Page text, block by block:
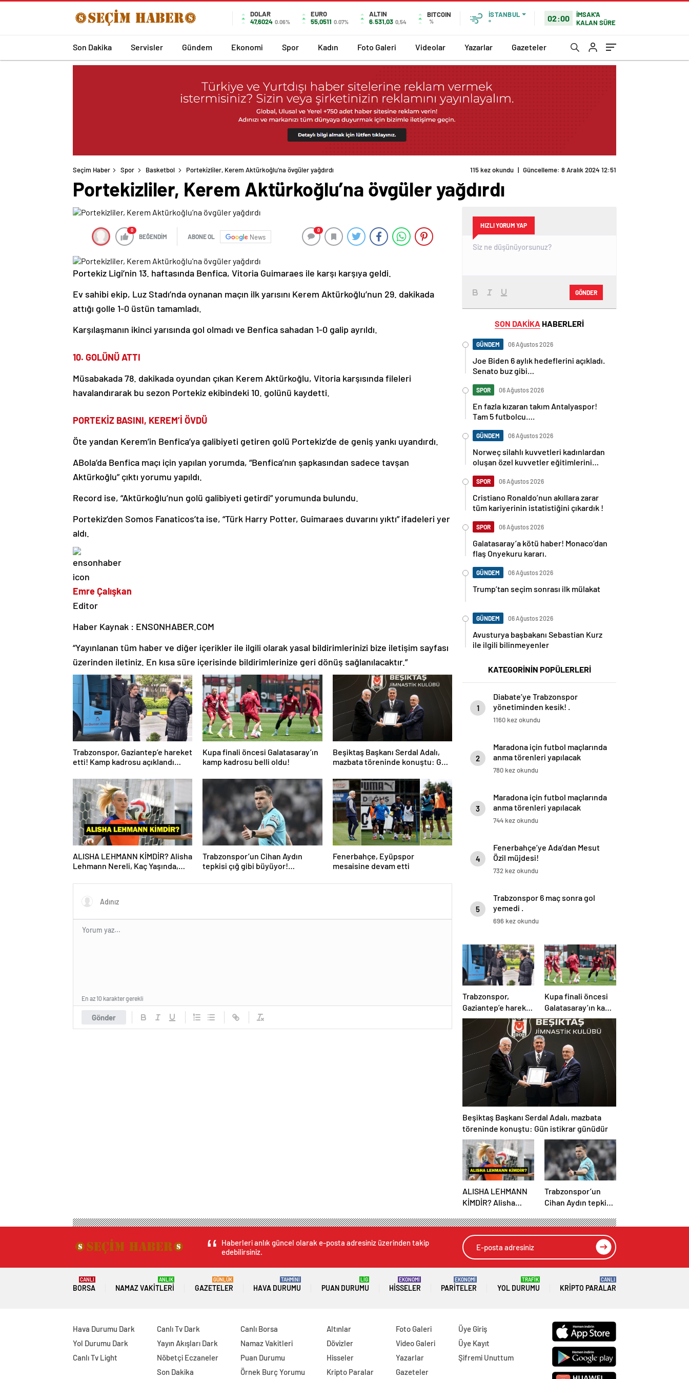
DOLAR
47,6024 0.06%
EURO
55,0511 0.07%
ALTIN
6.531,03 0,54
BITCOIN
%
İSTANBUL
°
02:00
İMSAK'A
KALAN SÜRE
Son Dakika Servisler Gündem Ekonomi Spor Kadın Foto Galeri Videolar Yazarlar Gazeteler
Seçim Haber Spor Basketbol Portekizliler, Kerem Aktürkoğlu’na övgüler yağdırdı 115 kez okundu | Güncelleme: 8 Aralık 2024 12:51
Portekizliler, Kerem Aktürkoğlu’na övgüler yağdırdı
0
BEĞENDİM ABONE OL News
0
Portekiz Ligi’nin 13. haftasında Benfica, Vitoria Guimaraes ile karşı karşıya geldi.
Ev sahibi ekip, Luz Stadı’nda oynanan maçın ilk yarısını Kerem Aktürkoğlu’nun 29. dakikada
attığı golle 1-0 üstün tamamladı.
Karşılaşmanın ikinci yarısında gol olmadı ve Benfica sahadan 1-0 galip ayrıldı.
10. GOLÜNÜ ATTI
Müsabakada 78. dakikada oyundan çıkan Kerem Aktürkoğlu, Vitoria karşısında fileleri
havalandırarak bu sezon Portekiz ekibindeki 10. golünü kaydetti.
PORTEKİZ BASINI, KEREM’İ ÖVDÜ
Öte yandan Kerem’in Benfica’ya galibiyeti getiren golü Portekiz’de de geniş yankı uyandırdı.
ABola’da Benfica maçı için yapılan yorumda, “Benfica’nın şapkasından sadece tavşan
Aktürkoğlu” çıktı yorumu yapıldı.
Record ise, “Aktürkoğlu’nun golü galibiyeti getirdi” yorumunda bulundu.
Portekiz’den Somos Fanaticos’ta ise, “Türk Harry Potter, Guimaraes duvarını yıktı” ifadeleri yer
aldı.
Emre Çalışkan
Editor
Haber Kaynak : ENSONHABER.COM
“Yayınlanan tüm haber ve diğer içerikler ile ilgili olarak yasal bildirimlerinizi bize iletişim sayfası
üzerinden iletiniz. En kısa süre içerisinde bildirimlerinize geri dönüş sağlanılacaktır.”
Trabzonspor, Gaziantep’e hareket
etti! Kamp kadrosu açıklandı…
Kupa finali öncesi Galatasaray’ın
kamp kadrosu belli oldu!
Beşiktaş Başkanı Serdal Adalı,
mazbata töreninde konuştu: Gün
ALISHA LEHMANN KİMDİR? Alisha
Lehmann Nereli, Kaç Yaşında,
Trabzonspor’un Cihan Aydın
tepkisi çığ gibi büyüyor!
Fenerbahçe, Eyüpspor
mesaisine devam etti
Gönder
En az 10 karakter gerekli
HIZLI YORUM YAP
GÖNDER
SON DAKİKA HABERLERİ
GÜNDEM 06 Ağustos 2026
Joe Biden 6 aylık hedeflerini açıkladı.
Senato buz gibi…
SPOR 06 Ağustos 2026
En fazla kızaran takım Antalyaspor!
Tam 5 futbolcu….
GÜNDEM 06 Ağustos 2026
Norweç silahlı kuvvetleri kadınlardan
oluşan özel kuvvetler eğitimlerini
SPOR 06 Ağustos 2026
Cristiano Ronaldo’nun akıllara zarar
tüm kariyerinin istatistiğini çıkardık !
SPOR 06 Ağustos 2026
Galatasaray’a kötü haber! Monaco’dan
flaş Onyekuru kararı.
GÜNDEM 06 Ağustos 2026
Trump’tan seçim sonrası ilk mülakat
GÜNDEM 06 Ağustos 2026
Avusturya başbakanı Sebastian Kurz
ile ilgili bilinmeyenler
KATEGORİNİN POPÜLERLERİ
1
Diabate’ye Trabzonspor
yönetiminden kesik! .
1160 kez okundu
2
Maradona için futbol maçlarında
anma törenleri yapılacak
780 kez okundu
3
Maradona için futbol maçlarında
anma törenleri yapılacak
744 kez okundu
4
Fenerbahçe’ye Ada’dan Mesut
Özil müjdesi!
732 kez okundu
5
Trabzonspor 6 maç sonra gol
yemedi .
696 kez okundu
Trabzonspor,
Gaziantep’e hareket
etti! Kamp kadrosu
açıklandı…
Kupa finali öncesi
Galatasaray’ın kamp
kadrosu belli oldu!
Beşiktaş Başkanı Serdal Adalı, mazbata
töreninde konuştu: Gün istikrar günüdür
ALISHA LEHMANN
KİMDİR? Alisha
Kaç Yaşında, Hangi
Takımda Oynuyor?
Trabzonspor’un
Cihan Aydın tepkisi
Yöneticilerden
açıklama…
Haberleri anlık güncel olarak e-posta adresiniz üzerinden takip
edebilirsiniz.
BORSA
CANLI
NAMAZ VAKITLERI
ANLIK
GAZETELER
GÜNLÜK
HAVA DURUMU
TAHMİNİ
PUAN DURUMU
LİG
HISSELER
EKONOMİ
PARITELER
EKONOMİ
YOL DURUMU
TRAFİK
KRIPTO PARALAR
CANLI
Hava Durumu Dark
Yol Durumu Dark
Canlı Tv Light
Canlı Tv Dark
Yayın Akışları Dark
Nöbetçi Eczaneler
Son Dakika
Canlı Borsa
Namaz Vakitleri
Puan Durumu
Örnek Burç Yorumu
Altınlar
Dövizler
Hisseler
Kripto Paralar
Foto Galeri
Video Galeri
Yazarlar
Gazeteler
Üye Giriş
Üye Kayıt
Şifremi Unuttum